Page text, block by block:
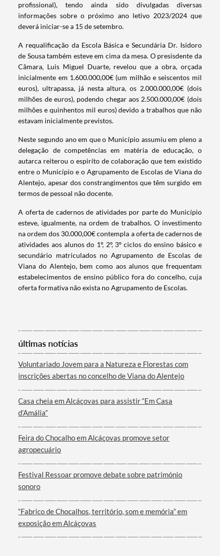
Termo de Pesquisa
Categorias gerais
profissional), tendo ainda sido divulgadas diversas
informações sobre o próximo ano letivo 2023/2024 que
deverá iniciar-se a 15 de setembro.
A requalificação da Escola Básica e Secundária Dr. Isidoro
de Sousa também esteve em cima da mesa. O presisdente da
Câmara, Luis Miguel Duarte, revelou que a obra, orçada
inicialmente em 1.600.000,00€ (um milhão e seiscentos mil
euros), ultrapassa, já nesta altura, os 2.000.000,00€ (dois
milhões de euros), podendo chegar aos 2.500.000,00€ (dois
milhões e quinhentos mil euros) devido a trabalhos que não
estavam inicialmente previstos.
Neste segundo ano em que o Município assumiu em pleno a
delegação de competências em matéria de educação, o
autarca reiterou o espiríto de colaboração que tem existido
entre o Município e o Agrupamento de Escolas de Viana do
Alentejo, apesar dos constrangimentos que têm surgido em
termos de pessoal não docente.
A oferta de cadernos de atividades por parte do Município
esteve, igualmente, na ordem de trabalhos. O investimento
na ordem dos 30.000,00€ contempla a oferta de cadernos de
atividades aos alunos do 1º, 2º, 3º ciclos do ensino básico e
secundário matriculados no Agrupamento de Escolas de
Viana do Alentejo, bem como aos alunos que frequentam
estabelecimentos de ensino público fora do concelho, cuja
oferta formativa não exista no Agrupamento de Escolas.
últimas notícias
Voluntariado Jovem para a Natureza e Florestas com
inscrições abertas no concelho de Viana do Alentejo
Casa cheia em Alcáçovas para assistir “Em Casa
d’Amália”
Feira do Chocalho em Alcáçovas promove setor
agropecuário
Festival Ressoar promove debate sobre património
sonoro
“Fabrico de Chocalhos, território, som e memória” em
exposição em Alcáçovas